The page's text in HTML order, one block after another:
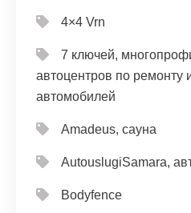
4×4 Vrn
7 ключей,
автоцентров по ремонту
автомобилей
Amadeus, сауна
AutouslugiSamara,
Bodyfence